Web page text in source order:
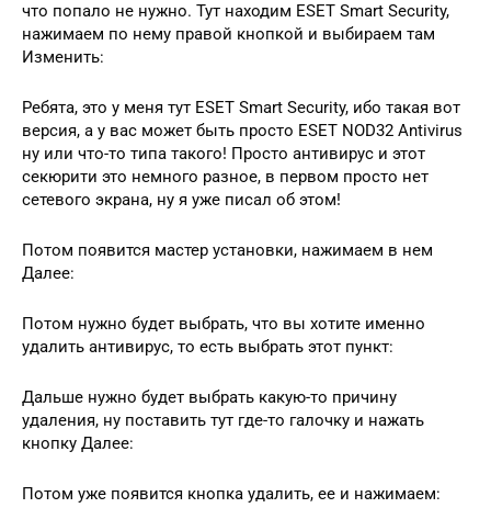
что попало не нужно. Тут находим ESET Smart Security,
нажимаем по нему правой кнопкой и выбираем там
Изменить:
Ребята, это у меня тут ESET Smart Security, ибо такая вот
версия, а у вас может быть просто ESET NOD32 Antivirus
ну или что-то типа такого! Просто антивирус и этот
секюрити это немного разное, в первом просто нет
сетевого экрана, ну я уже писал об этом!
Потом появится мастер установки, нажимаем в нем
Далее:
Потом нужно будет выбрать, что вы хотите именно
удалить антивирус, то есть выбрать этот пункт:
Дальше нужно будет выбрать какую-то причину
удаления, ну поставить тут где-то галочку и нажать
кнопку Далее:
Потом уже появится кнопка удалить, ее и нажимаем: